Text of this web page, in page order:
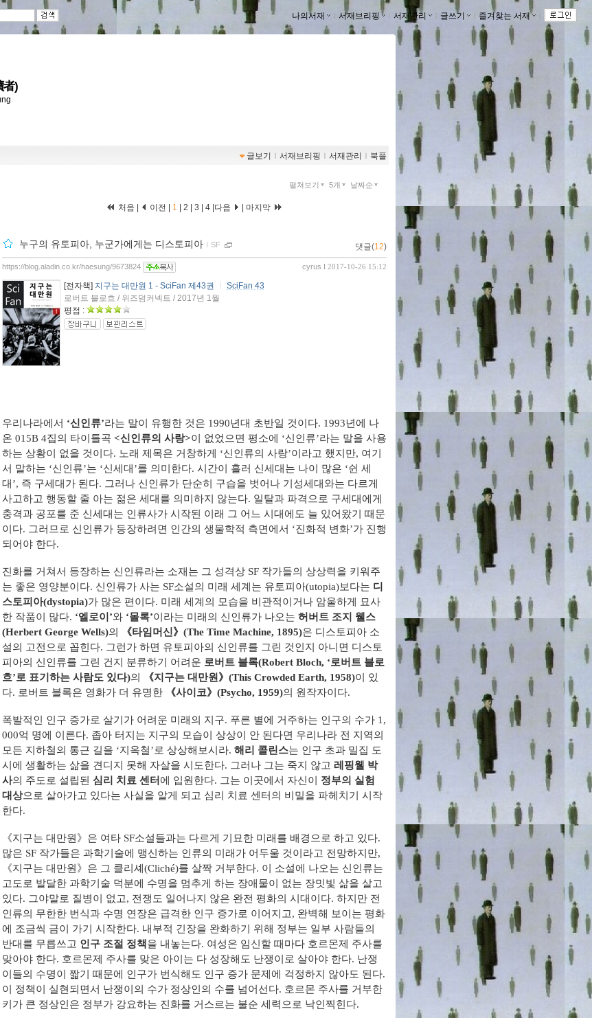
나의서재 서재브리핑 서재관리 글쓰기 즐겨찾는 서재
者)
글보기 ｌ 서재브리핑 ｌ 서재관리 ｌ 북플
펼쳐보기 5개 날짜순
처음 | 이전 | 1 2 3 4 다음 마지막
누구의 유토피아, 누군가에게는 디스토피아 ｌ SF 댓글(12)
cyrus l 2017-10-26 15:12
https://blog.aladin.co.kr/haesung/9673824
[전자책] 지구는 대만원 1 - SciFan 제43권
SciFan 43
로버트 블로흐 / 위즈덤커넥트 / 2017년 1월
평점 :
우리나라에서 ‘신인류’라는 말이 유행한 것은 1990년대 초반일 것이다. 1993년에 나
온 015B 4집의 타이틀곡 <신인류의 사랑>이 없었으면 평소에 ‘신인류’라는 말을 사용
하는 상황이 없을 것이다. 노래 제목은 거창하게 ‘신인류의 사랑’이라고 했지만, 여기
서 말하는 ‘신인류’는 ‘신세대’를 의미한다. 시간이 흘러 신세대는 나이 많은 ‘쉰 세
대’, 즉 구세대가 된다. 그러나 신인류가 단순히 구습을 벗어나 기성세대와는 다르게
사고하고 행동할 줄 아는 젊은 세대를 의미하지 않는다. 일탈과 파격으로 구세대에게
충격과 공포를 준 신세대는 인류사가 시작된 이래 그 어느 시대에도 늘 있어왔기 때문
이다. 그러므로 신인류가 등장하려면 인간의 생물학적 측면에서 ‘진화적 변화’가 진행
되어야 한다.
진화를 거쳐서 등장하는 신인류라는 소재는 그 성격상 SF 작가들의 상상력을 키워주
는 좋은 영양분이다. 신인류가 사는 SF소설의 미래 세계는 유토피아(utopia)보다는 디
스토피아(dystopia)가 많은 편이다. 미래 세계의 모습을 비관적이거나 암울하게 묘사
한 작품이 많다. ‘엘로이’와 ‘몰록’이라는 미래의 신인류가 나오는 허버트 조지 웰스
(Herbert George Wells)의 《타임머신》(The Time Machine, 1895)은 디스토피아 소
설의 고전으로 꼽힌다. 그런가 하면 유토피아의 신인류를 그린 것인지 아니면 디스토
피아의 신인류를 그린 건지 분류하기 어려운 로버트 블록(Robert Bloch, ‘로버트 블로
흐’로 표기하는 사람도 있다)의 《지구는 대만원》(This Crowded Earth, 1958)이 있
다. 로버트 블록은 영화가 더 유명한
《사이코》(Psycho, 1959)의 원작자이다.
폭발적인 인구 증가로 살기가 어려운 미래의 지구. 푸른 별에 거주하는 인구의 수가 1,
000억 명에 이른다. 좁아 터지는 지구의 모습이 상상이 안 된다면 우리나라 전 지역의
모든 지하철의 통근 길을 ‘지옥철’로 상상해보시라. 해리 콜린스는 인구 초과 밀집 도
시에 생활하는 삶을 견디지 못해 자살을 시도한다. 그러나 그는 죽지 않고 레핑웰 박
사의 주도로 설립된 심리 치료 센터 에 입원한다. 그는 이곳에서 자신이 정부의 실험
대상으로 살아가고 있다는 사실을 알게 되고 심리 치료 센터의 비밀을 파헤치기 시작
한다.
《지구는 대만원》은 여타 SF소설들과는 다르게 기묘한 미래를 배경으로 하고 있다.
많은 SF 작가들은 과학기술에 맹신하는 인류의 미래가 어두울 것이라고 전망하지만,
《지구는 대만원》은 그 클리셰(Cliché)를 살짝 거부한다. 이 소설에 나오는 신인류는
고도로 발달한 과학기술 덕분에 수명을 멈추게 하는 장애물이 없는 장밋빛 삶을 살고
있다. 그야말로 질병이 없고, 전쟁도 일어나지 않은 완전 평화의 시대이다. 하지만 전
인류의 무한한 번식과 수명 연장은 급격한 인구 증가로 이어지고, 완벽해 보이는 평화
에 조금씩 금이 가기 시작한다. 내부적 긴장을 완화하기 위해 정부는 일부 사람들의
반대를 무릅쓰고 인구 조절 정책을 내놓는다. 여성은 임신할 때마다 호르몬제 주사를
맞아야 한다. 호르몬제 주사를 맞은 아이는 다 성장해도 난쟁이로 살아야 한다. 난쟁
이들의 수명이 짧기 때문에 인구가 번식해도 인구 증가 문제에 걱정하지 않아도 된다.
이 정책이 실현되면서 난쟁이의 수가 정상인의 수를 넘어선다. 호르몬 주사를 거부한
키가 큰 정상인은 정부가 강요하는 진화를 거스르는 불순 세력으로 낙인찍힌다.